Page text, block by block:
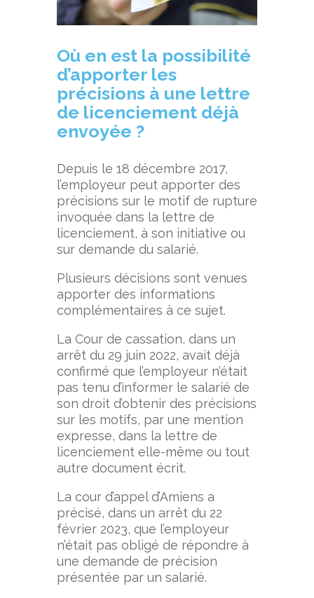
Où en est la possibilité
d’apporter les
précisions à une lettre
de licenciement déjà
envoyée ?
Depuis le 18 décembre 2017,
l’employeur peut apporter des
précisions sur le motif de rupture
invoquée dans la lettre de
licenciement, à son initiative ou
sur demande du salarié.
Plusieurs décisions sont venues
apporter des informations
complémentaires à ce sujet.
La Cour de cassation, dans un
arrêt du 29 juin 2022, avait déjà
confirmé que l’employeur n’était
pas tenu d’informer le salarié de
son droit d’obtenir des précisions
sur les motifs, par une mention
expresse, dans la lettre de
licenciement elle-même ou tout
autre document écrit.
La cour d’appel d’Amiens a
précisé, dans un arrêt du 22
février 2023, que l’employeur
n’était pas obligé de répondre à
une demande de précision
présentée par un salarié.